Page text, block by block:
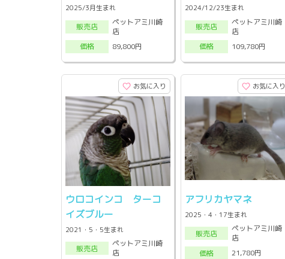
2025/3月生まれ
販売店
ペットアミ川崎
店
価格
89,800円
2024/12/23生まれ
販売店
ペットアミ川崎
店
価格
109,780円
お気に入り
ウロコインコ ターコ
イズブルー
2021・5・5生まれ
販売店
ペットアミ川崎
店
お気に入り
アフリカヤマネ
2025・4・17生まれ
販売店
ペットアミ川崎
店
価格
21,780円